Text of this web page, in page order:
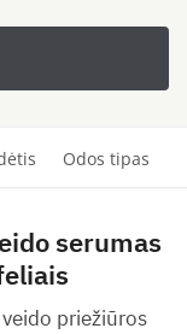
Odos tipas
serumas
priežiūros